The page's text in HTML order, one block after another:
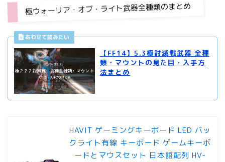
極ウォーリア・オブ・ライト武器全種類のまとめ
【FF14】5.3極討滅戦武器 全種
類・マウントの見た目・入手方
法まとめ
HAVIT ゲーミングキーボード LED バッ
クライト有線 キーボード ゲームキーボ
ードとマウスセット 日本語配列 HV-